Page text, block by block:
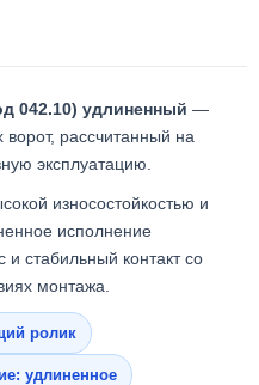
042.10) удлиненный —
рассчитанный на
эксплуатацию.
износостойкостью и
исполнение
стабильный контакт со
монтажа.
ролик
удлиненное